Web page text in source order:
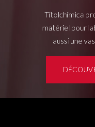
Titolchimica
matériel pour
aussi une